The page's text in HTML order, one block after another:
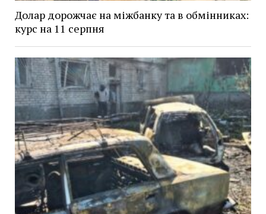
Долар дорожчає на міжбанку та в обмінниках:
курс на 11 серпня